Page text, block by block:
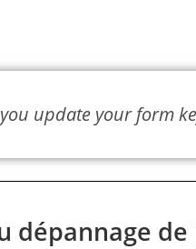
update your form
de